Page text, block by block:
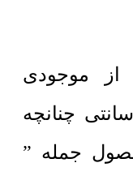
از موجودی
بلوک هبلکس 10 سانتی چنانچه
جمله ”